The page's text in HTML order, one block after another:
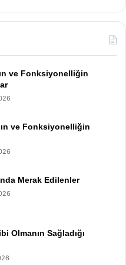
ve Fonksiyonelliğin
ve Fonksiyonelliğin
Merak Edilenler
Olmanın Sağladığı